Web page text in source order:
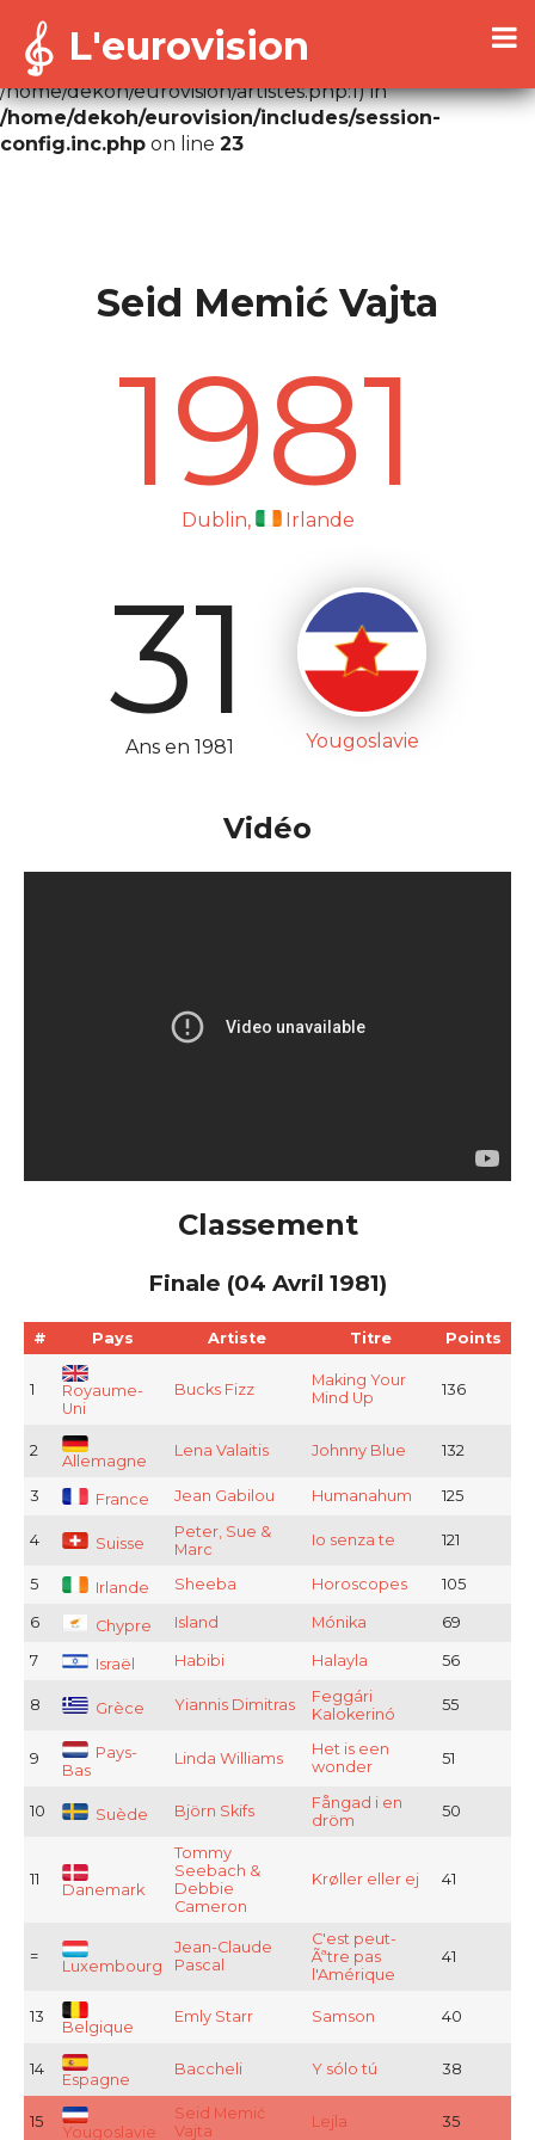
Warning
: Cannot modify header information - headers
already sent by (output started at
/home/dekoh/eurovision/artistes.php:1) in
/home/dekoh/eurovision/includes/session-
config.inc.php on line 23
L'eurovision
Seid Memić Vajta
1981
Dublin, Irlande
31
Ans en 1981 Yougoslavie
Vidéo
Classement
Finale (04 Avril 1981)
# Pays Artiste Titre Points
1
Royaume-
Uni
Bucks Fizz
Making Your
Mind Up
136
2
Allemagne
Lena Valaitis Johnny Blue 132
3 France Jean Gabilou Humanahum 125
4 Suisse
Peter, Sue &
Marc
Io senza te 121
5 Irlande Sheeba Horoscopes 105
6 Chypre Island Mónika 69
7 Israël Habibi Halayla 56
8 Grèce Yiannis Dimitras
Feggári
Kalokerinó
55
9
Pays-
Bas
Linda Williams
Het is een
wonder
51
10 Suède Björn Skifs
Fångad i en
dröm
50
11
Danemark
Tommy
Seebach &
Debbie
Cameron
Krøller eller ej 41
=
Luxembourg
Jean-Claude
Pascal
C'est peut-
Ãªtre pas
l'Amérique
41
13
Belgique
Emly Starr Samson 40
14
Espagne
Baccheli Y sólo tú 38
15
Yougoslavie
Seid Memić
Vajta
Lejla 35